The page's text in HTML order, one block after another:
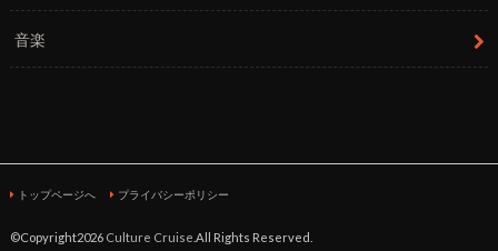
音楽
トップページへ プライバシーポリシー
©Copyright2026 Culture Cruise .All Rights Reserved.